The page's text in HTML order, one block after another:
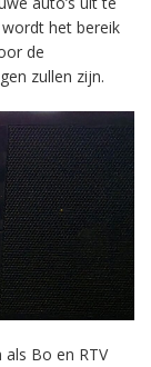
het bereik
de
zullen zijn.
Bo en RTV